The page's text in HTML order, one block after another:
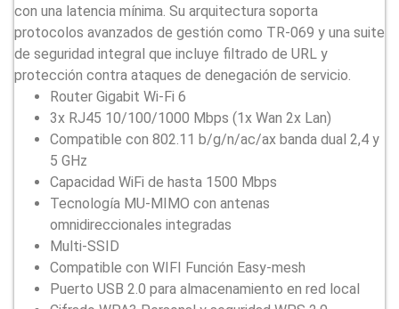
con una latencia mínima. Su arquitectura soporta
protocolos avanzados de gestión como TR-069 y una suite
de seguridad integral que incluye filtrado de URL y
protección contra ataques de denegación de servicio.
Router Gigabit Wi-Fi 6
3x RJ45 10/100/1000 Mbps (1x Wan 2x Lan)
Compatible con 802.11 b/g/n/ac/ax banda dual 2,4 y
5 GHz
Capacidad WiFi de hasta 1500 Mbps
Tecnología MU-MIMO con antenas
omnidireccionales integradas
Multi-SSID
Compatible con WIFI Función Easy-mesh
Puerto USB 2.0 para almacenamiento en red local